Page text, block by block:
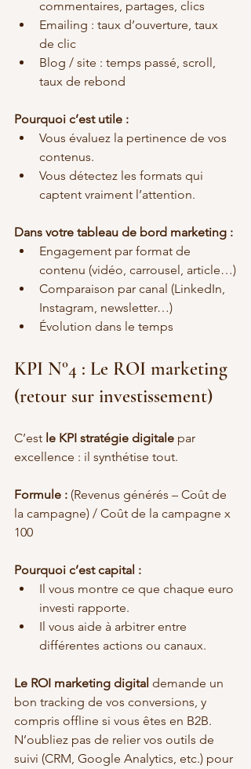
commentaires, partages, clics
Emailing : taux d’ouverture, taux
de clic
Blog / site : temps passé, scroll,
taux de rebond
Pourquoi c’est utile :
Vous évaluez la pertinence de vos
contenus.
Vous détectez les formats qui
captent vraiment l’attention.
Dans votre tableau de bord marketing :
Engagement par format de
contenu (vidéo, carrousel, article…)
Comparaison par canal (LinkedIn,
Instagram, newsletter…)
Évolution dans le temps
KPI N°4 : Le ROI marketing
(retour sur investissement)
C’est le KPI stratégie digitale par
excellence : il synthétise tout.
Formule : (Revenus générés – Coût de
la campagne) / Coût de la campagne x
100
Pourquoi c’est capital :
Il vous montre ce que chaque euro
investi rapporte.
Il vous aide à arbitrer entre
différentes actions ou canaux.
Le ROI marketing digital demande un
bon tracking de vos conversions, y
compris offline si vous êtes en B2B.
N’oubliez pas de relier vos outils de
suivi (CRM, Google Analytics, etc.) pour